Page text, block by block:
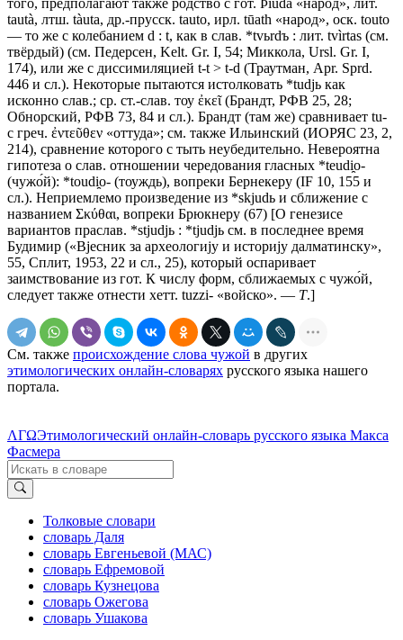
tautà, лтш. tàuta, др.-прусск. tauto, ирл. tūath «народ», оск. touto
— то же с колебанием d : t, как в слав. *tvьrdъ : лит. tvìrtas (см.
твёрдый) (см. Педерсен, Kelt. Gr. I, 54; Миккола, Ursl. Gr. I,
174), или же с диссимиляцией t-t > t-d (Траутман, Арr. Sprd.
446 и сл.). Некоторые пытаются истолковать *tudjь как
исконно слав.; ср. ст.-слав. тоу ἐκεῖ (Брандт, РФВ 25, 28;
Обнорский, РФВ 73, 84 и сл.). Брандт (там же) сравнивает tu-
с греч. ἐντεῦθεν «оттуда»; см. также Ильинский (ИОРЯС 23, 2,
214), сравнение которого с тыть неубедительно. Невероятна
гипотеза о слав. отношении чередования гласных *teudi̯o-
(чужо́й): *toudi̯o- (тоуждь), вопреки Бернекеру (IF 10, 155 и
сл.). Неприемлемо произведение из *skjudь и сближение с
названием Σκύθαι, вопреки Брюкнеру (67) [О генезисе
вариантов праслав. *stjudjь : *tjudjь см. в последнее время
Будимир («Вjесник за археологиjу и историjу далматинску»,
55, Сплит, 1953, 22 и сл., 25), который оспаривает
заимствование из гот. К числу форм, сближаемых с чужо́й,
следует также отнести хетт. tuzzi- «войско». — Т.]
См. также происхождение слова чужой в других
этимологических онлайн-словарях русского языка нашего
портала.
ΛΓΩЭтимологический онлайн-словарь русского языка Макса
Фасмера
Толковые словари
словарь Даля
словарь Евгеньевой (МАС)
словарь Ефремовой
словарь Кузнецова
словарь Ожегова
словарь Ушакова